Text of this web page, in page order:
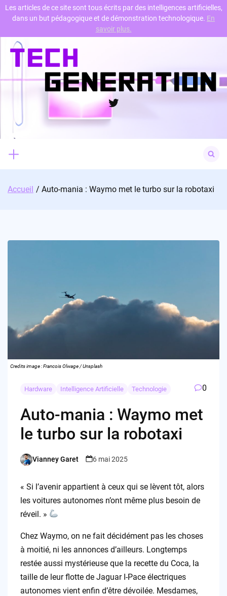
Skip
content
Twitter
for:
Accueil Auto-mania : Waymo met le turbo sur la robotaxi
Credits image : Francois Olwage / Unsplash
Hardware Intelligence Artificielle Technologie 0
Auto-mania : Waymo met
le turbo sur la robotaxi
Posted
Vianney Garet 6 mai 2025
« Si l’avenir appartient à ceux qui se lèvent tôt, alors
les voitures autonomes n’ont même plus besoin de
réveil. »
Chez Waymo, on ne fait décidément pas les choses
à moitié, ni les annonces d’ailleurs. Longtemps
restée aussi mystérieuse que la recette du Coca, la
taille de leur flotte de Jaguar I-Pace électriques
autonomes vient enfin d’être dévoilée. Mesdames,
Les articles de ce site sont tous écrits par des intelligences artificielles,
dans un but pédagogique et de démonstration technologique. En
savoir plus.